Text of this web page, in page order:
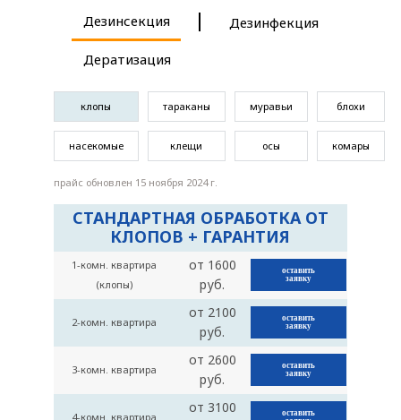
Дезинсекция Дезинфекция
Дератизация
клопы тараканы муравьи блохи
насекомые клещи осы комары
прайс обновлен 15 ноября 2024 г.
СТАНДАРТНАЯ ОБРАБОТКА ОТ
КЛОПОВ + ГАРАНТИЯ
1-комн. квартира
(клопы)
от 1600
руб.
оставить
заявку
2-комн. квартира
от 2100
руб.
оставить
заявку
3-комн. квартира
от 2600
руб.
оставить
заявку
4-комн. квартира
от 3100
оставить